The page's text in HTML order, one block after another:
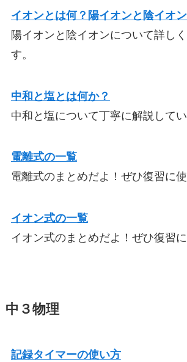
イオンとは何？陽イオンと陰イオ
陽イオンと陰イオンについて詳し
す。
中和と塩とは何か？
中和と塩について丁寧に解説してい
電離式の一覧
電離式のまとめだよ！ぜひ復習に使
イオン式の一覧
イオン式のまとめだよ！ぜひ復習に
中３物理
記録タイマーの使い方